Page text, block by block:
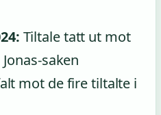
Tiltale tatt ut mot
saken
mot de fire tiltalte i